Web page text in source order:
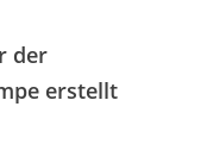
der
erstellt